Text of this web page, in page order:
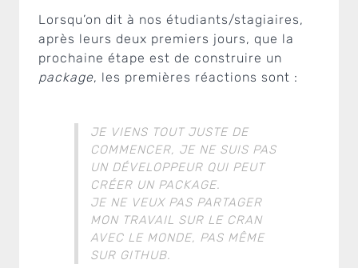
Lorsqu’on dit à nos étudiants/stagiaires,
après leurs deux premiers jours, que la
prochaine étape est de construire un
package, les premières réactions sont :
JE VIENS TOUT JUSTE DE
COMMENCER, JE NE SUIS PAS
UN DÉVELOPPEUR QUI PEUT
CRÉER UN PACKAGE.
JE NE VEUX PAS PARTAGER
MON TRAVAIL SUR LE CRAN
AVEC LE MONDE, PAS MÊME
SUR GITHUB.